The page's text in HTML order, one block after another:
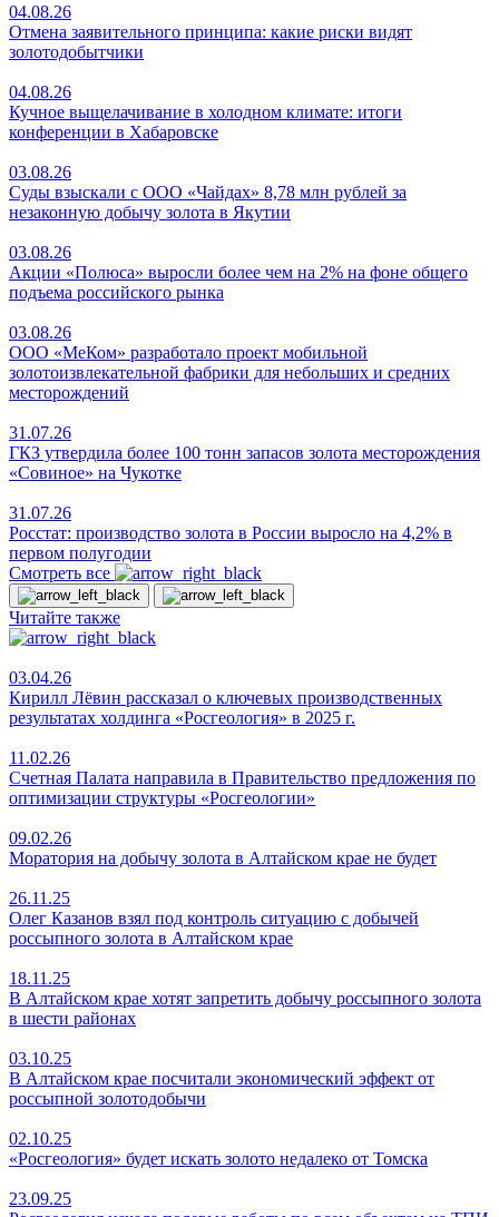
04.08.26
Отмена заявительного принципа: какие риски видят
золотодобытчики
04.08.26
Кучное выщелачивание в холодном климате: итоги
конференции в Хабаровске
03.08.26
Суды взыскали с ООО «Чайдах» 8,78 млн рублей за
незаконную добычу золота в Якутии
03.08.26
Акции «Полюса» выросли более чем на 2% на фоне общего
подъема российского рынка
03.08.26
ООО «МеКом» разработало проект мобильной
золотоизвлекательной фабрики для небольших и средних
месторождений
31.07.26
ГКЗ утвердила более 100 тонн запасов золота месторождения
«Совиное» на Чукотке
31.07.26
Росстат: производство золота в России выросло на 4,2% в
первом полугодии
Смотреть все
Читайте также
03.04.26
Кирилл Лёвин рассказал о ключевых производственных
результатах холдинга «Росгеология» в 2025 г.
11.02.26
Счетная Палата направила в Правительство предложения по
оптимизации структуры «Росгеологии»
09.02.26
Моратория на добычу золота в Алтайском крае не будет
26.11.25
Олег Казанов взял под контроль ситуацию с добычей
россыпного золота в Алтайском крае
18.11.25
В Алтайском крае хотят запретить добычу россыпного золота
в шести районах
03.10.25
В Алтайском крае посчитали экономический эффект от
россыпной золотодобычи
02.10.25
«Росгеология» будет искать золото недалеко от Томска
23.09.25